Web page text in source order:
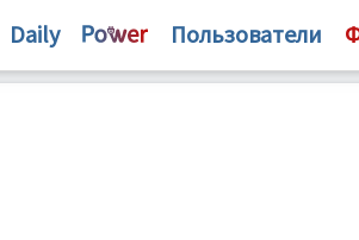
Daily Пользователи